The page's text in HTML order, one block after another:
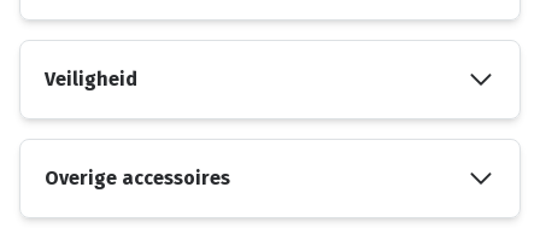
Veiligheid
Overige accessoires